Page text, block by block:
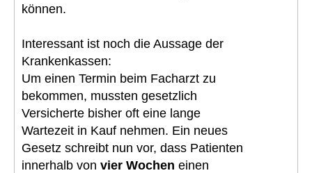
können.
Interessant ist noch die Aussage der
Krankenkassen:
Um einen Termin beim Facharzt zu
bekommen, mussten gesetzlich
Versicherte bisher oft eine lange
Wartezeit in Kauf nehmen. Ein neues
Gesetz schreibt nun vor, dass Patienten
innerhalb von vier Wochen einen